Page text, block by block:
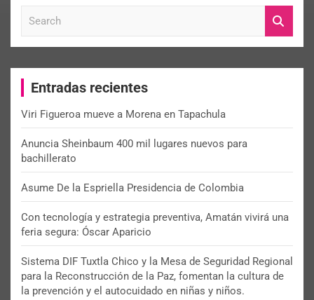
c
Entradas recientes
Viri Figueroa mueve a Morena en Tapachula
Anuncia Sheinbaum 400 mil lugares nuevos para
bachillerato
Asume De la Espriella Presidencia de Colombia
Con tecnología y estrategia preventiva, Amatán vivirá una
feria segura: Óscar Aparicio
Sistema DIF Tuxtla Chico y la Mesa de Seguridad Regional
para la Reconstrucción de la Paz, fomentan la cultura de
la prevención y el autocuidado en niñas y niños.